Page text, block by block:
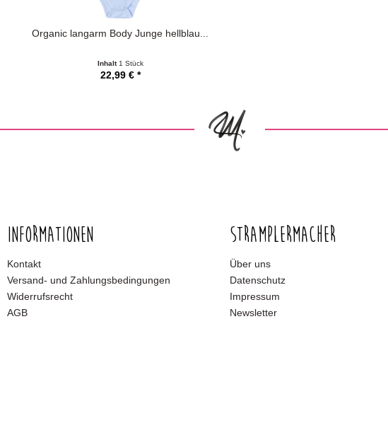
Organic langarm Body Junge hellblau...
Inhalt 1 Stück
22,99 € *
Informationen
Kontakt
Versand- und Zahlungsbedingungen
Widerrufsrecht
AGB
Stramplermacher
Über uns
Datenschutz
Impressum
Newsletter